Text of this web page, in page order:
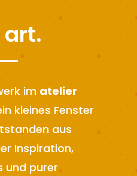
im atelier
kleines Fenster
aus
Inspiration,
und purer